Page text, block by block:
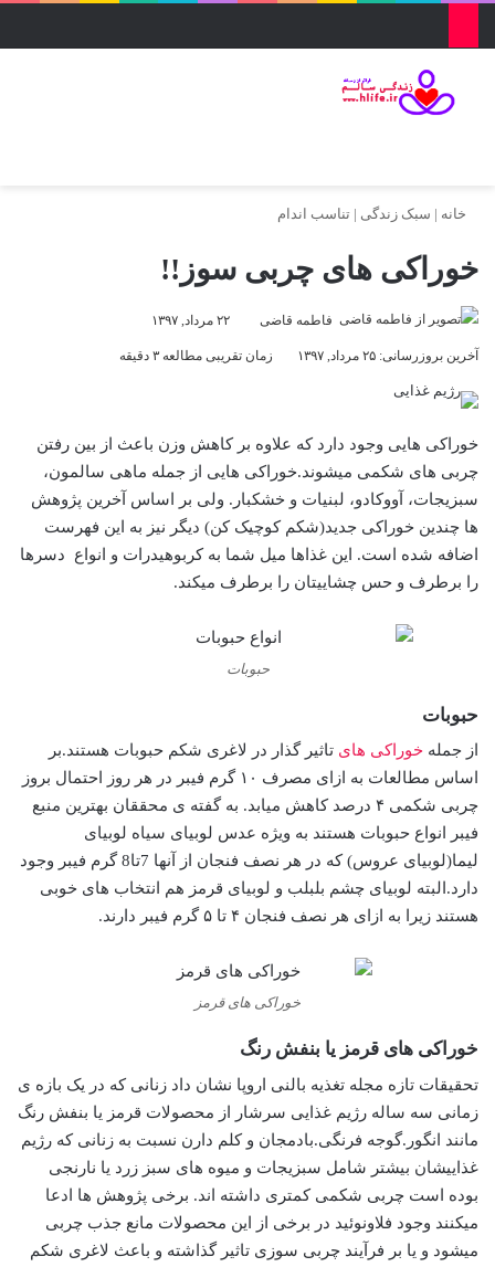
خانه | سبک زندگی | تناسب اندام
خوراکی های چربی سوز!!
فاطمه قاضی ۲۲ مرداد, ۱۳۹۷
آخرین بروزرسانی: ۲۵ مرداد, ۱۳۹۷ زمان تقریبی مطالعه ۳ دقیقه
خوراکی هایی وجود دارد که علاوه بر کاهش وزن باعث از بین رفتن
چربی های شکمی میشوند.خوراکی هایی از جمله ماهی سالمون،
سبزیجات، آووکادو، لبنیات و خشکبار. ولی بر اساس آخرین پژوهش
ها چندین خوراکی جدید(شکم کوچیک کن) دیگر نیز به این فهرست
اضافه شده است. این غذاها میل شما به کربوهیدرات و انواع دسرها
را برطرف و حس چشاییتان را برطرف میکند.
حبوبات
حبوبات
از جمله خوراکی های تاثیر گذار در لاغری شکم حبوبات هستند.بر
اساس مطالعات به ازای مصرف ۱۰ گرم فیبر در هر روز احتمال بروز
چربی شکمی ۴ درصد کاهش میابد. به گفته ی محققان بهترین منبع
فیبر انواع حبوبات هستند به ویژه عدس لوبیای سیاه لوبیای
لیما(لوبیای عروس) که در هر نصف فنجان از آنها 7تا8 گرم فیبر وجود
دارد.البته لوبیای چشم بلبلب و لوبیای قرمز هم انتخاب های خوبی
هستند زیرا به ازای هر نصف فنجان ۴ تا ۵ گرم فیبر دارند.
خوراکی های قرمز
خوراکی های قرمز یا بنفش رنگ
تحقیقات تازه مجله تغذیه بالنی اروپا نشان داد زنانی که در یک بازه ی
زمانی سه ساله رژیم غذایی سرشار از محصولات قرمز یا بنفش رنگ
مانند انگور.گوجه فرنگی.بادمجان و کلم دارن نسبت به زنانی که رژیم
غذاییشان بیشتر شامل سبزیجات و میوه های سبز زرد یا نارنجی
بوده است چربی شکمی کمتری داشته اند. برخی پژوهش ها ادعا
میکنند وجود فلاونوئید در برخی از این محصولات مانع جذب چربی
میشود و یا بر فرآیند چربی سوزی تاثیر گذاشته و باعث لاغری شکم